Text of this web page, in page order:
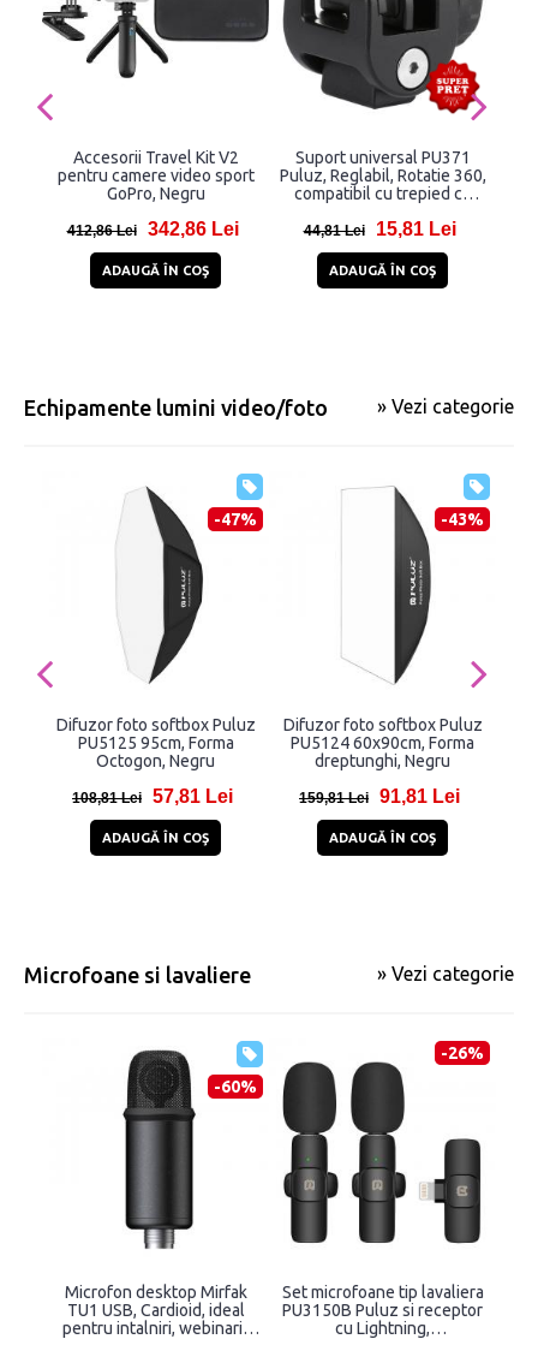
Accesorii Travel Kit V2
pentru camere video sport
GoPro, Negru
412,86 Lei 342,86 Lei
ADAUGĂ ÎN COŞ
Suport universal PU371
Puluz, Reglabil, Rotatie 360,
compatibil cu trepied cu
44,81 Lei 15,81 Lei
ADAUGĂ ÎN COŞ
Echipamente lumini video/foto » Vezi categorie
-47%
Difuzor foto softbox Puluz
PU5125 95cm, Forma
Octogon, Negru
108,81 Lei 57,81 Lei
ADAUGĂ ÎN COŞ
-43%
Difuzor foto softbox Puluz
PU5124 60x90cm, Forma
dreptunghi, Negru
159,81 Lei 91,81 Lei
ADAUGĂ ÎN COŞ
Microfoane si lavaliere » Vezi categorie
-60%
Microfon desktop Mirfak
TU1 USB, Cardioid, ideal
pentru intalniri, webinarii,
-26%
Set microfoane tip lavaliera
PU3150B Puluz si receptor
cu Lightning,